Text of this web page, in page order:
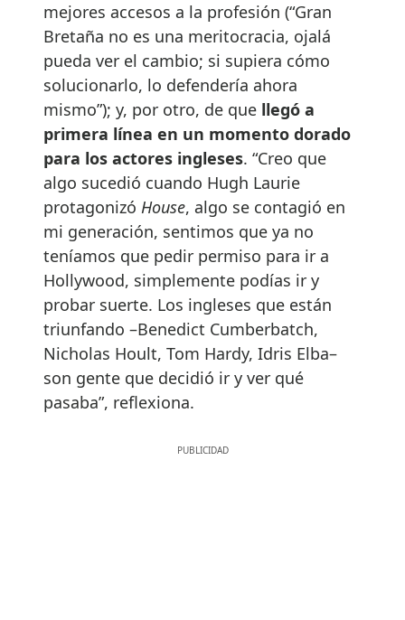
mejores accesos a la profesión (“Gran
Bretaña no es una meritocracia, ojalá
pueda ver el cambio; si supiera cómo
solucionarlo, lo defendería ahora
mismo”); y, por otro, de que llegó a
primera línea en un momento dorado
para los actores ingleses. “Creo que
algo sucedió cuando Hugh Laurie
protagonizó House, algo se contagió en
mi generación, sentimos que ya no
teníamos que pedir permiso para ir a
Hollywood, simplemente podías ir y
probar suerte. Los ingleses que están
triunfando –Benedict Cumberbatch,
Nicholas Hoult, Tom Hardy, Idris Elba–
son gente que decidió ir y ver qué
pasaba”, reflexiona.